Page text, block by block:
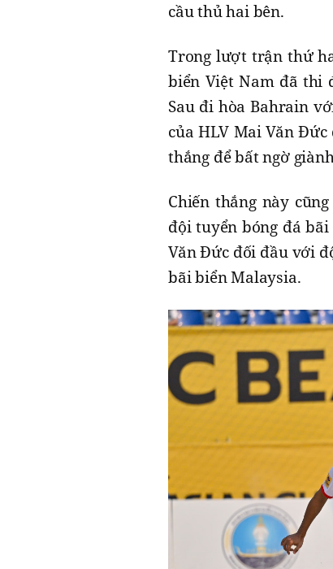
cầu thủ hai bên.
Trong lượt trận thứ
biển Việt Nam đã thi
Sau đi hòa Bahrain
của HLV Mai Văn
thắng để bất ngờ
Chiến thắng này
đội tuyển bóng đá
Văn Đức đối đầu với
bãi biển Malaysia.